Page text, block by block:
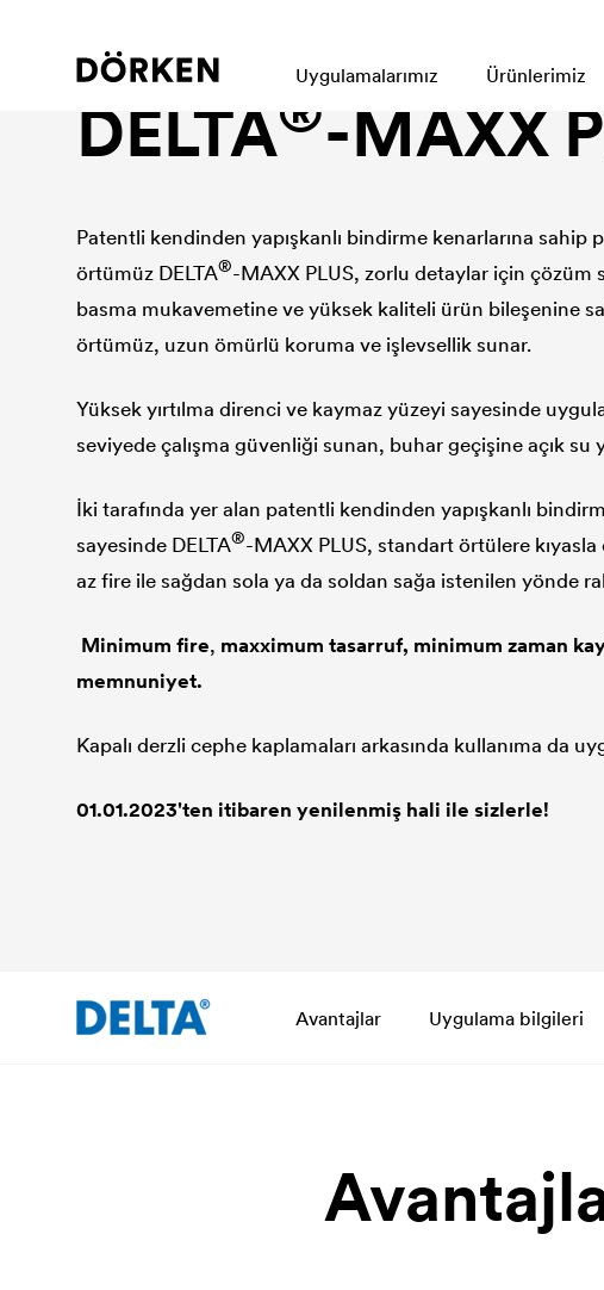
Uygulamalarımız Ürünlerimiz
Eğimli çatı ve giydirme cepheler için enerji tasarrufu sağlayan
DELTA®-MAXX
Patentli kendinden yapışkanlı bindirme kenarlarına sahip
örtümüz DELTA®-MAXX PLUS, zorlu detaylar için çözüm
basma mukavemetine ve yüksek kaliteli ürün bileşenine
örtümüz, uzun ömürlü koruma ve işlevsellik sunar.
Yüksek yırtılma direnci ve kaymaz yüzeyi sayesinde
seviyede çalışma güvenliği sunan, buhar geçişine açık su
İki tarafında yer alan patentli kendinden yapışkanlı
sayesinde DELTA®-MAXX PLUS, standart örtülere kıyasla
az fire ile sağdan sola ya da soldan sağa istenilen yönde
Minimum fire, maxximum tasarruf, minimum zaman
memnuniyet.
Kapalı derzli cephe kaplamaları arkasında kullanıma da
01.01.2023'ten itibaren yenilenmiş hali ile sizlerle!
Avantajlar Uygulama bilgileri